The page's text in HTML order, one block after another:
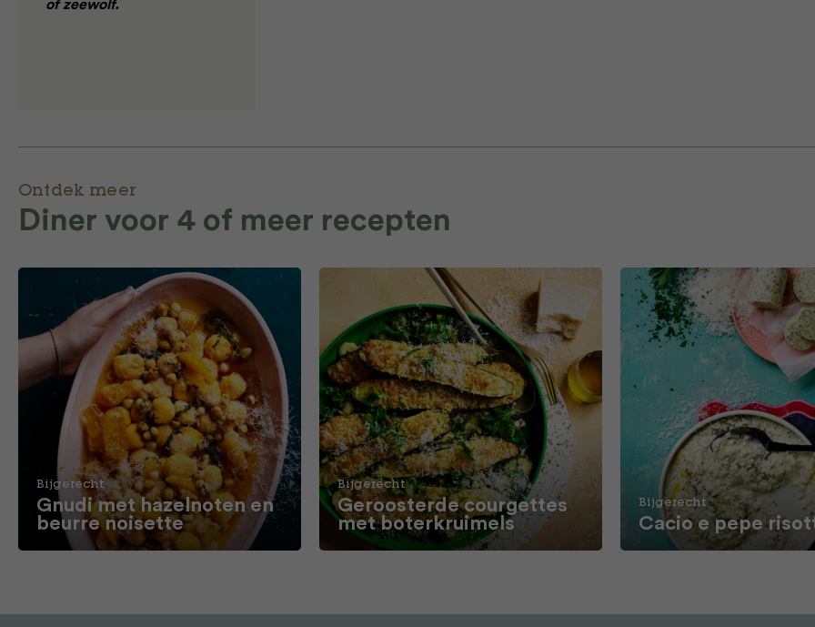
of zeewolf.
Ontdek meer
Diner voor 4 of meer recepten
Bijgerecht
Gnudi met hazelnoten en
beurre noisette
Bijgerecht
Geroosterde courgettes
met boterkruimels
Bijgerecht
Cacio e pepe